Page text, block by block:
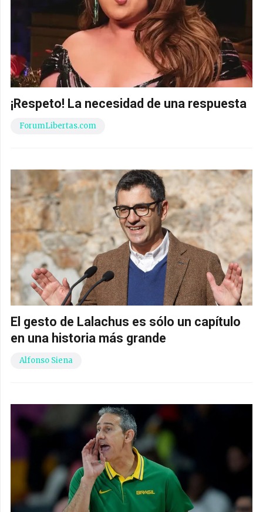
¡Respeto! La necesidad de una respuesta
ForumLibertas.com
El gesto de Lalachus es sólo un capítulo
en una historia más grande
Alfonso Siena